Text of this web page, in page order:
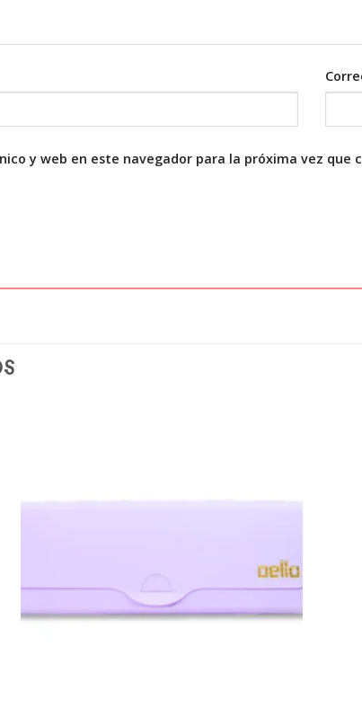
y web en este navegador para la próxima vez que